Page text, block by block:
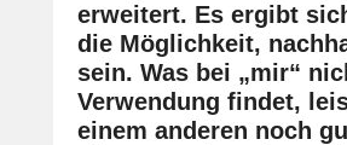
erweitert. Es ergibt
die Möglichkeit,
sein. Was bei „mir“
Verwendung findet,
einem anderen noch